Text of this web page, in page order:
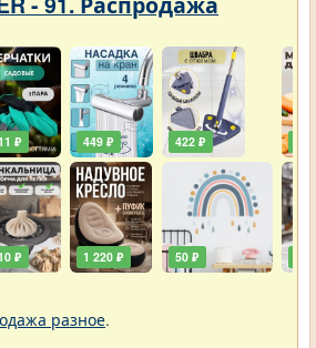
₽
₽
449 ₽
1 220 ₽
422 ₽
50 ₽
разное.